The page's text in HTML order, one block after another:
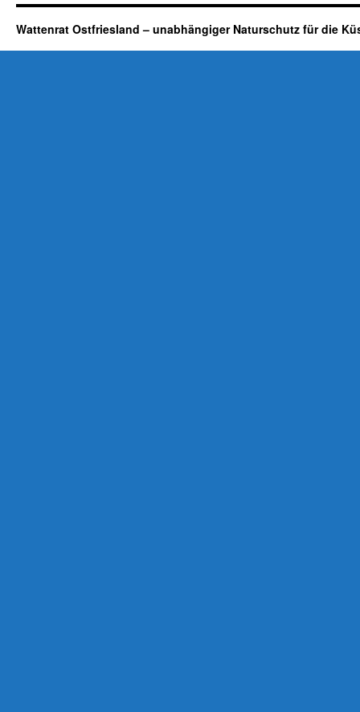
Wattenrat Ostfriesland – unabhängiger Naturschutz für die